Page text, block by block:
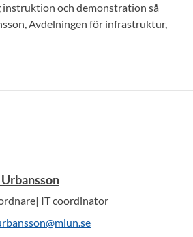
instruktion och demonstration så
Avdelningen för infrastruktur,
IT coordinator